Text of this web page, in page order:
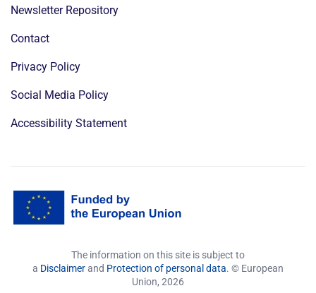
Newsletter Repository
Contact
Privacy Policy
Social Media Policy
Accessibility Statement
The information on this site is subject to
a Disclaimerand Protection of personal data. © European
Union, 2026